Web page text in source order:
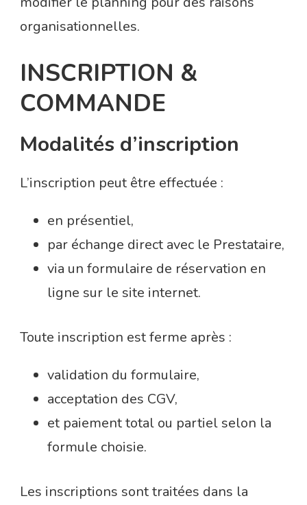
organisationnelles.
INSCRIPTION &
COMMANDE
Modalités d’inscription
L’inscription peut être effectuée :
en présentiel,
par échange direct avec le Prestataire,
via un formulaire de réservation en
ligne sur le site internet.
Toute inscription est ferme après :
validation du formulaire,
acceptation des CGV,
et paiement total ou partiel selon la
formule choisie.
Les inscriptions sont traitées dans la